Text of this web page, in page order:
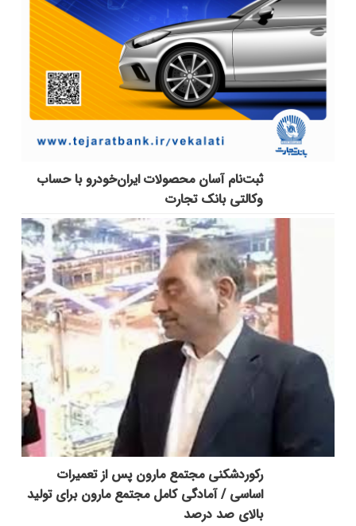
ثبت‌نام آسان محصولات ایران‌خودرو با حساب
وکالتی بانک تجارت
رکوردشکنی مجتمع مارون پس از تعمیرات
اساسی / آمادگی کامل مجتمع مارون برای تولید
بالای صد درصد